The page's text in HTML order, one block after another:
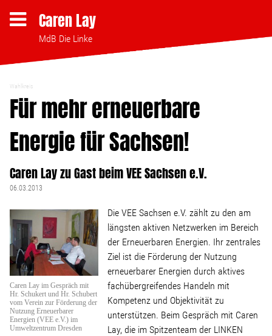
Caren Lay
MdB Die Linke
Themen
Bezahlbares Wohnen
Clubsterben stoppen
Strukturwandel
Bodenpolitik
Linke Zukunftsdebatte
Sonstiges
Wahlkreis
Für mehr erneuerbare
Energie für Sachsen!
Caren Lay zu Gast beim VEE Sachsen e.V.
06.03.2013
Caren Lay im Gespräch mit
Hr. Schukert und Hr. Schubert
vom Verein zur Förderung der
Nutzung Erneuerbarer
Energien (VEE e.V.) im
Umweltzentrum Dresden
Die VEE Sachsen e.V. zählt zu den am
längsten aktiven Netzwerken im Bereich
der Erneuerbaren Energien. Ihr zentrales
Ziel ist die Förderung der Nutzung
erneuerbarer Energien durch aktives
fachübergreifendes Handeln mit
Kompetenz und Objektivität zu
unterstützen. Beim Gespräch mit Caren
Lay, die im Spitzenteam der LINKEN